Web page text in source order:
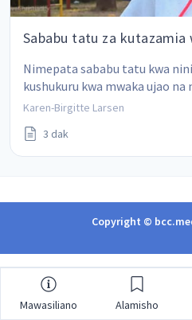
Sababu tatu za
Nimepata sababu tatu kwa
kushukuru kwa mwaka ujao
Karen-Birgitte Larsen
3 dak
Copyright ©
Mawasiliano Alamisho